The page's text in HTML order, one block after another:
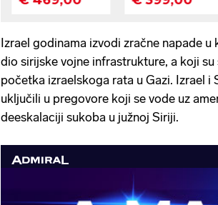
Izrael godinama izvodi zračne napade
dio sirijske vojne infrastrukture, a koji
početka izraelskoga rata u Gazi. Izrael i
uključili u pregovore koji se vode uz
deeskalaciji sukoba u južnoj Siriji.